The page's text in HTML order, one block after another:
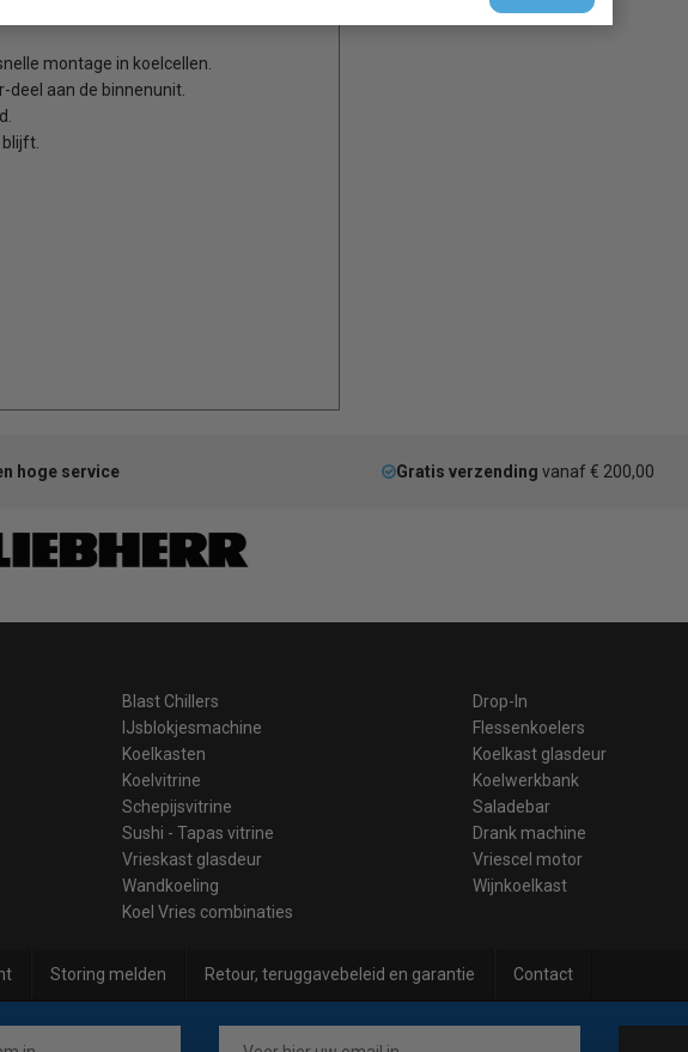
montage in koelcellen.
deel aan de binnenunit.
hoge service Gratis verzending vanaf € 200,00
Blast Chillers
Drop-In
IJsblokjesmachine
Flessenkoelers
Koelkasten
Koelkast glasdeur
Koelvitrine
Koelwerkbank
Schepijsvitrine
Saladebar
Sushi - Tapas vitrine
Drank machine
Vrieskast glasdeur
Vriescel motor
Wandkoeling
Wijnkoelkast
Koel Vries combinaties
Storing melden Retour, teruggavebeleid en garantie Contact